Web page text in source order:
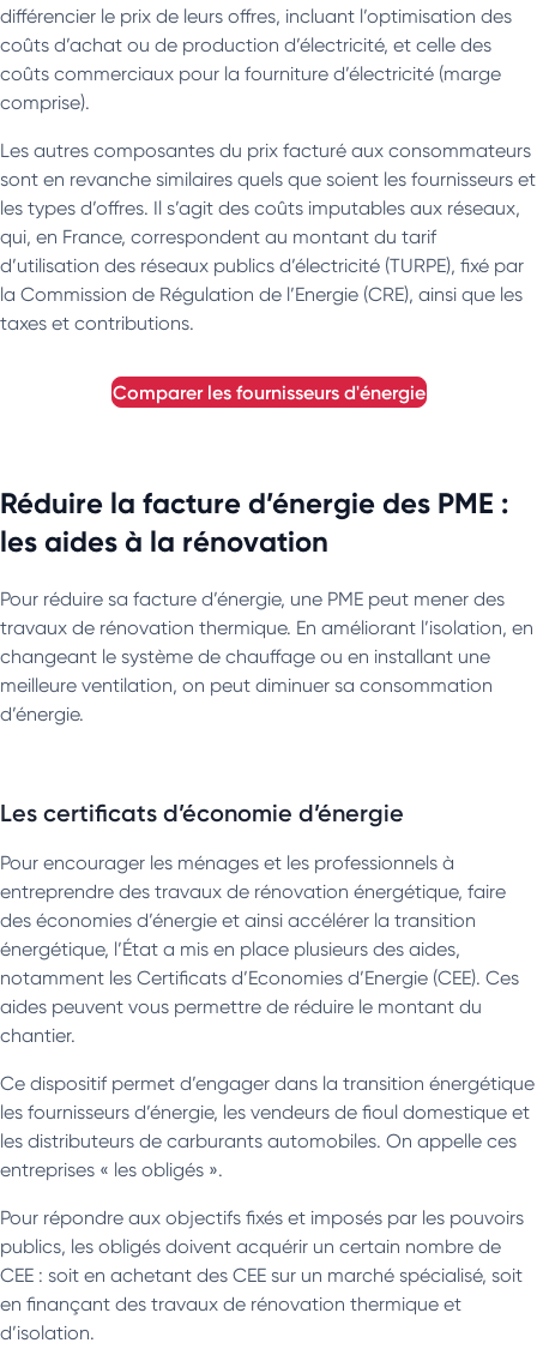
différencier le prix de leurs offres, incluant l’optimisation des
coûts d’achat ou de production d’électricité, et celle des
coûts commerciaux pour la fourniture d’électricité (marge
comprise).
Les autres composantes du prix facturé aux consommateurs
sont en revanche similaires quels que soient les fournisseurs et
les types d’offres. Il s’agit des coûts imputables aux réseaux,
qui, en France, correspondent au montant du tarif
d’utilisation des réseaux publics d’électricité (TURPE), fixé par
la Commission de Régulation de l’Energie (CRE), ainsi que les
taxes et contributions.
comparer les fournisseurs d'énergie
Réduire la facture d’énergie des PME :
les aides à la rénovation
Pour réduire sa facture d’énergie, une PME peut mener des
travaux de rénovation thermique. En améliorant l’isolation, en
changeant le système de chauffage ou en installant une
meilleure ventilation, on peut diminuer sa consommation
d’énergie.
Les certificats d’économie d’énergie
Pour encourager les ménages et les professionnels à
entreprendre des travaux de rénovation énergétique, faire
des économies d’énergie et ainsi accélérer la transition
énergétique, l’État a mis en place plusieurs des aides,
notamment les Certificats d’Economies d’Energie (CEE). Ces
aides peuvent vous permettre de réduire le montant du
chantier.
Ce dispositif permet d’engager dans la transition énergétique
les fournisseurs d’énergie, les vendeurs de fioul domestique et
les distributeurs de carburants automobiles. On appelle ces
entreprises « les obligés ».
Pour répondre aux objectifs fixés et imposés par les pouvoirs
publics, les obligés doivent acquérir un certain nombre de
CEE : soit en achetant des CEE sur un marché spécialisé, soit
en finançant des travaux de rénovation thermique et
d’isolation.